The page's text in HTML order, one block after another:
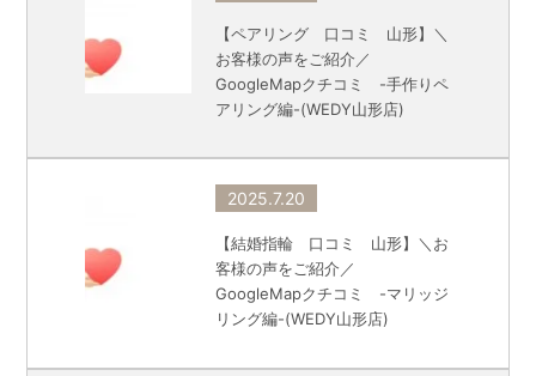
【ペアリング 口コミ 山形】＼
お客様の声をご紹介／
GoogleMapクチコミ -手作りペ
アリング編-(WEDY山形店)
2025.7.20
【結婚指輪 口コミ 山形】＼お
客様の声をご紹介／
GoogleMapクチコミ -マリッジ
リング編-(WEDY山形店)